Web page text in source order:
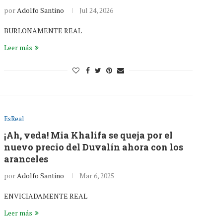
porAdolfo Santino Jul 24, 2026
BURLONAMENTE REAL
Leer más
EsReal
¡Ah, veda! Mia Khalifa se queja por el
nuevo precio del Duvalín ahora con los
aranceles
porAdolfo Santino Mar 6, 2025
ENVICIADAMENTE REAL
Leer más